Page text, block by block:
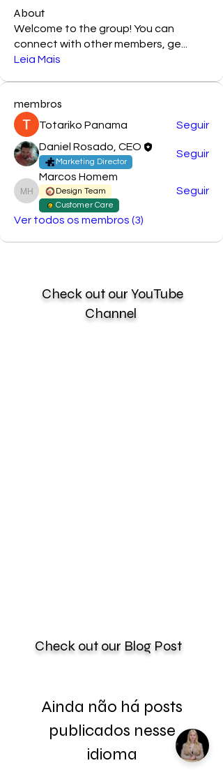
About
Welcome to the group! You can
connect with other members, ge
Leia Mais
membros
Totariko Panama
Seguir
Daniel Rosado, CEO
Marketing Director
Seguir
Marcos Homem
Marcos Homem
Design Team
Customer Care
Seguir
Ver todos os membros (3)
Check out our YouTube
Channel
Check out our Blog Post
Ainda não há posts
publicados nesse
idioma